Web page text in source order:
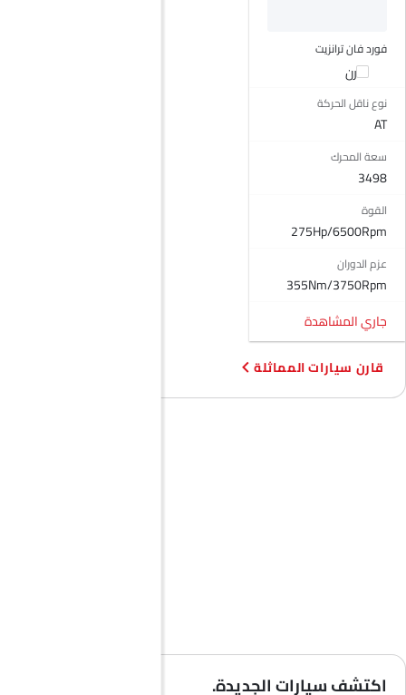
أقفال أمان للأطفال
وسادة هوائية للسائق
وسادة هوائية جانبية أمامية
منع تشغيل المحرك
مدفأة
ساعة رقمية
دخول بدون مفتاح
تحذير فحص المحرك
مراقبة ضغط الإطارات
كاميرا خلفية
فورد فان ترانزيت
قارن
نوع ناقل الحركة
AT
سعة المحرك
3498
القوة
275Hp/6500Rpm
عزم الدوران
355Nm/3750Rpm
جاري المشاهدة
قارن سيارات المماثلة
اكتشف سيارات الجديدة.